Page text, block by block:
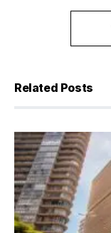
Related Posts